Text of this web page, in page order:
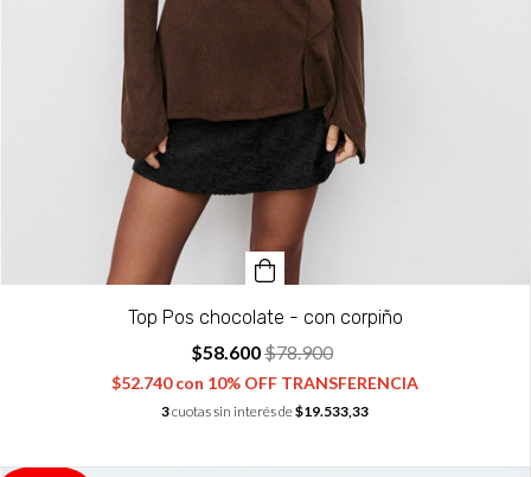
Top Pos chocolate - con corpiño
$58.600$78.900
$52.740con 10% OFF TRANSFERENCIA
3cuotas sin interés de$19.533,33